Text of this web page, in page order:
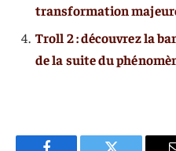
transformation
Troll 2 : découvrez la
de la suite du